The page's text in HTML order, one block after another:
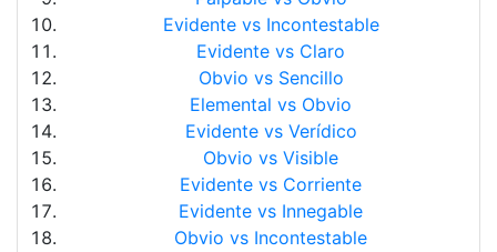
Evidente vs Incontestable
Evidente vs Claro
Obvio vs Sencillo
Elemental vs Obvio
Evidente vs Verídico
Obvio vs Visible
Evidente vs Corriente
Evidente vs Innegable
Obvio vs Incontestable